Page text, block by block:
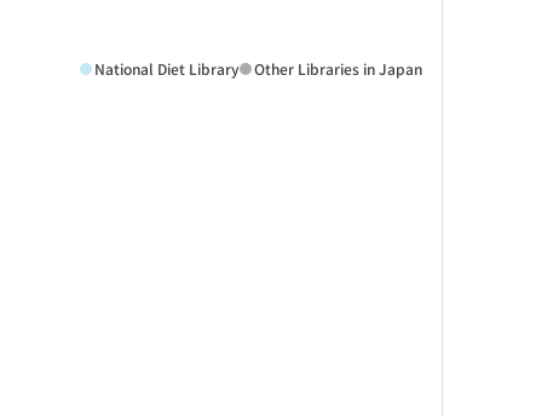
National Diet Library Other Libraries in Japan